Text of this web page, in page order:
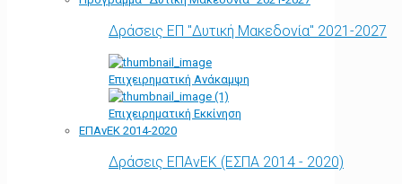
Δράσεις ΕΠ "Δυτική Μακεδονία" 2021-2027
Επιχειρηματική Ανάκαμψη
Επιχειρηματική Εκκίνηση
ΕΠΑνΕΚ 2014-2020
Δράσεις ΕΠΑνΕΚ (ΕΣΠΑ 2014 - 2020)